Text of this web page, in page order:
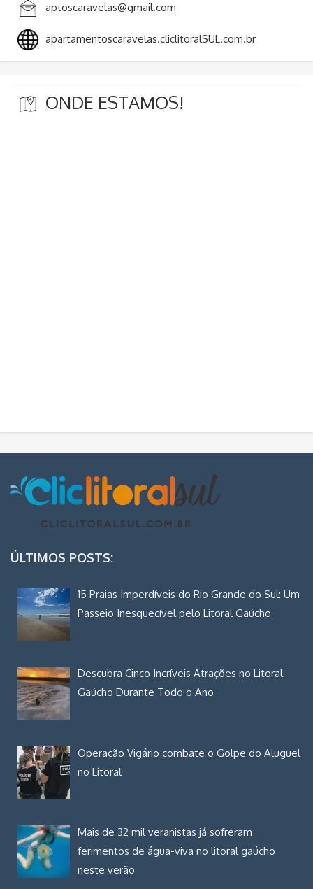
aptoscaravelas@gmail.com
apartamentoscaravelas.cliclitoralSUL.com.br
ONDE ESTAMOS!
ÚLTIMOS POSTS:
15 Praias Imperdíveis do Rio Grande do Sul: Um
Passeio Inesquecível pelo Litoral Gaúcho
Descubra Cinco Incríveis Atrações no Litoral
Gaúcho Durante Todo o Ano
Operação Vigário combate o Golpe do Aluguel
no Litoral
Mais de 32 mil veranistas já sofreram
ferimentos de água-viva no litoral gaúcho
neste verão